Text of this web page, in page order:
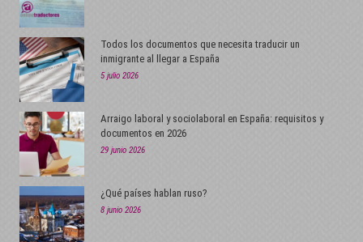
Todos los documentos que necesita traducir un
inmigrante al llegar a España
5 julio 2026
Arraigo laboral y sociolaboral en España: requisitos y
documentos en 2026
29 junio 2026
¿Qué países hablan ruso?
8 junio 2026